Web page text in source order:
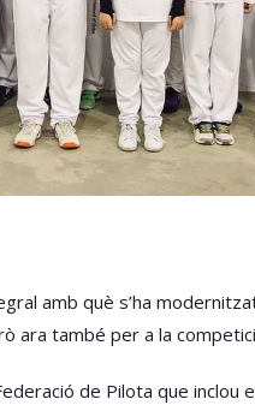
amb què s’ha
ara també per a la
de Pilota que